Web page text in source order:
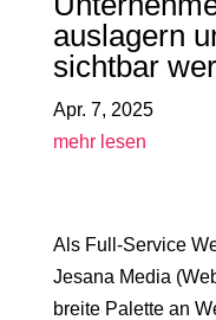
auslagern
sichtbar
Apr. 7, 2025
mehr lesen
Als Full-Service
Jesana Media
breite Palette an